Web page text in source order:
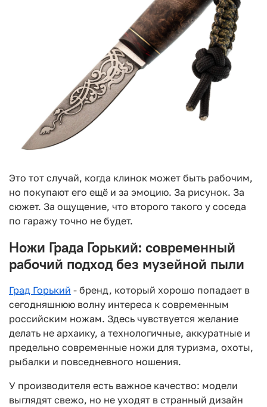
Это тот случай, когда клинок может быть рабочим,
но покупают его ещё и за эмоцию. За рисунок. За
сюжет. За ощущение, что второго такого у соседа
по гаражу точно не будет.
Ножи Града Горький: современный
рабочий подход без музейной пыли
Град Горький - бренд, который хорошо попадает в
сегодняшнюю волну интереса к современным
российским ножам. Здесь чувствуется желание
делать не архаику, а технологичные, аккуратные и
предельно современные ножи для туризма, охоты,
рыбалки и повседневного ношения.
У производителя есть важное качество: модели
выглядят свежо, но не уходят в странный дизайн